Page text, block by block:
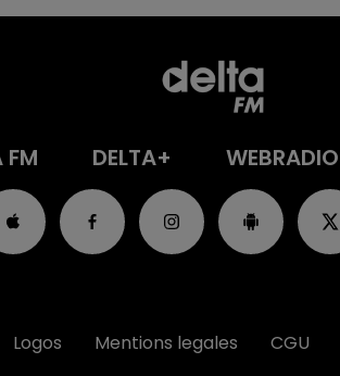
FM DELTA+
Logos Mentions legales CGU